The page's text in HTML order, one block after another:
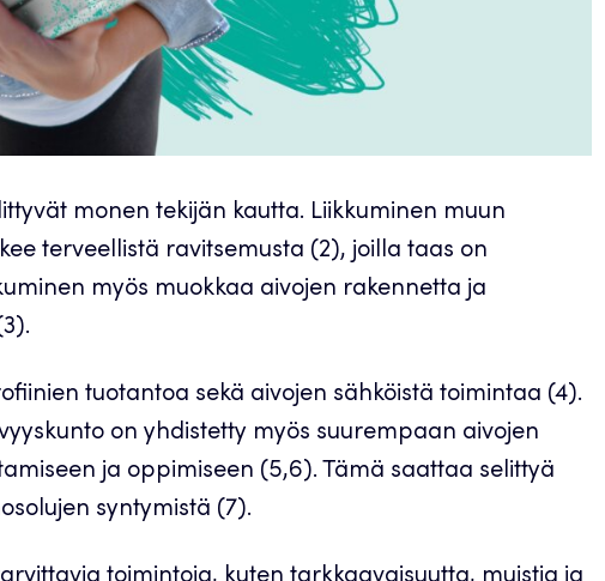
monen tekijän kautta. Liikkuminen muun
terveellistä ravitsemusta (2), joilla taas on
myös muokkaa aivojen rakennetta ja
tuotantoa sekä aivojen sähköistä toimintaa (4).
on yhdistetty myös suurempaan aivojen
ja oppimiseen (5,6). Tämä saattaa selittyä
syntymistä (7).